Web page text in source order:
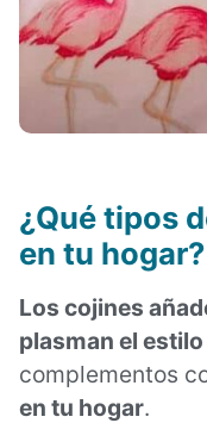
¿Qué tipos
en tu hogar?
Los cojines
plasman el
complementos
en tu hogar.